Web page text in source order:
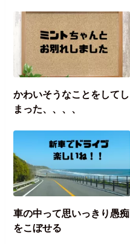
かわいそうなことをしてし
まった、、、、
車の中って思いっきり愚痴
をこぼせる